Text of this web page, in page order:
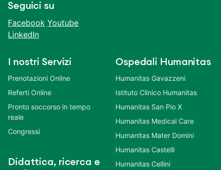
Seguici su
Facebook Youtube
LinkedIn
I nostri Servizi
Prenotazioni Online
Referti Online
Pronto soccorso in tempo
reale
Congressi
Didattica, ricerca e
Ospedali Humanitas
Humanitas Gavazzeni
Istituto Clinico Humanitas
Humanitas San Pio X
Humanitas Medical Care
Humanitas Mater Domini
Humanitas Castelli
Humanitas Cellini